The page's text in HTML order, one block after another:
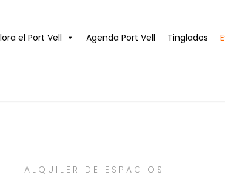
el Port Vell Agenda Port Vell Tinglados
ALQUILER DE ESPACIOS